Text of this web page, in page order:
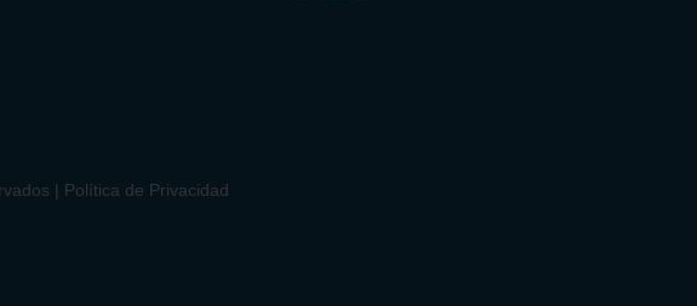
| Política de Privacidad